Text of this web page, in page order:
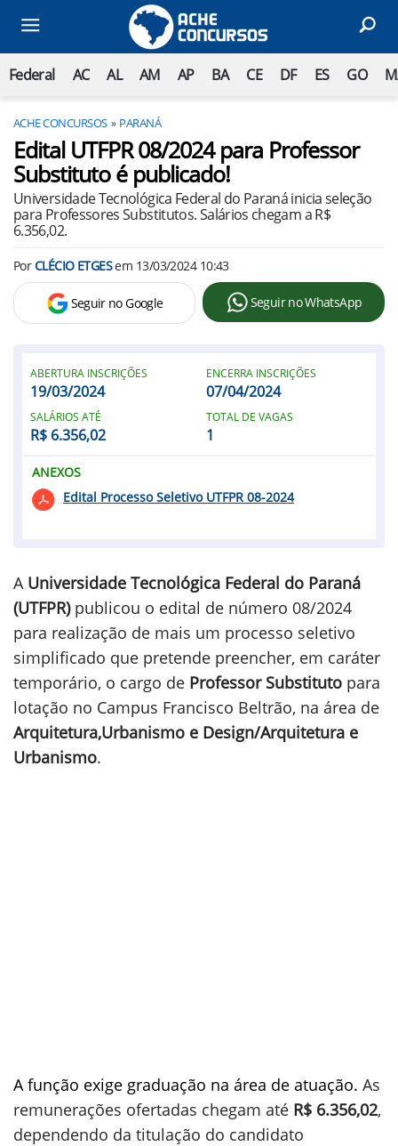
Federal AC AL AM AP BA CE DF ES GO
ACHE CONCURSOS PARANÁ
Edital UTFPR 08/2024 para Professor
Substituto é publicado!
Universidade Tecnológica Federal do Paraná inicia seleção
para Professores Substitutos. Salários chegam a R$
6.356,02.
PorCLÉCIO ETGESem 13/03/2024 10:43
Seguir no Google Seguir no WhatsApp
A Universidade Tecnológica Federal do Paraná
(UTFPR)publicou o edital de número 08/2024
para realização de mais um processo seletivo
simplificado que pretende preencher, em caráter
temporário, o cargo de Professor Substituto para
lotação no Campus Francisco Beltrão, na área de
Arquitetura,Urbanismo e Design/Arquitetura e
Urbanismo.
ABERTURA INSCRIÇÕES
19/03/2024
ENCERRA INSCRIÇÕES
07/04/2024
SALÁRIOS ATÉ
R$ 6.356,02
TOTAL DE VAGAS
1
ANEXOS
Edital Processo Seletivo UTFPR 08-2024
A função exige graduação na área de atuação. As
remunerações ofertadas chegam até R$ 6.356,02,
dependendo da titulação do candidato